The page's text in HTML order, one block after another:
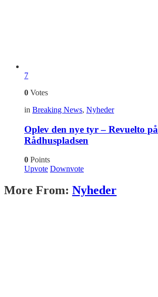
7
0 Votes
in Breaking News, Nyheder
Oplev den nye tyr – Revuelto på
Rådhuspladsen
0 Points
Upvote Downvote
More From: Nyheder